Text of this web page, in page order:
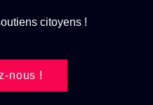
citoyens !
nous !